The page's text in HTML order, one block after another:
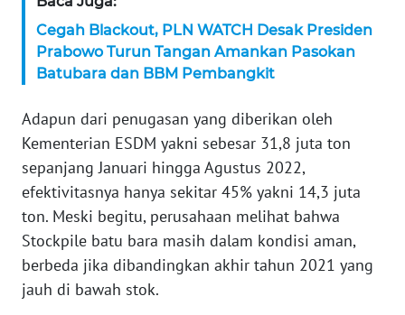
Cegah Blackout, PLN WATCH Desak Presiden
Prabowo Turun Tangan Amankan Pasokan
Batubara dan BBM Pembangkit
Adapun dari penugasan yang diberikan oleh
Kementerian ESDM yakni sebesar 31,8 juta ton
sepanjang Januari hingga Agustus 2022,
efektivitasnya hanya sekitar 45% yakni 14,3 juta
ton. Meski begitu, perusahaan melihat bahwa
Stockpile batu bara masih dalam kondisi aman,
berbeda jika dibandingkan akhir tahun 2021 yang
jauh di bawah stok.
SUMUT
WN
WN
JABAR
WN
BANTEN
WN
NTT